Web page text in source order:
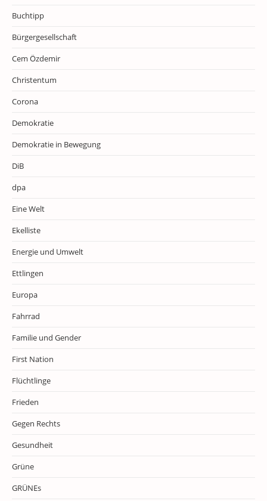
Buchtipp
Bürgergesellschaft
Cem Özdemir
Christentum
Corona
Demokratie
Demokratie in Bewegung
DiB
dpa
Eine Welt
Ekelliste
Energie und Umwelt
Ettlingen
Europa
Fahrrad
Familie und Gender
First Nation
Flüchtlinge
Frieden
Gegen Rechts
Gesundheit
Grüne
GRÜNEs